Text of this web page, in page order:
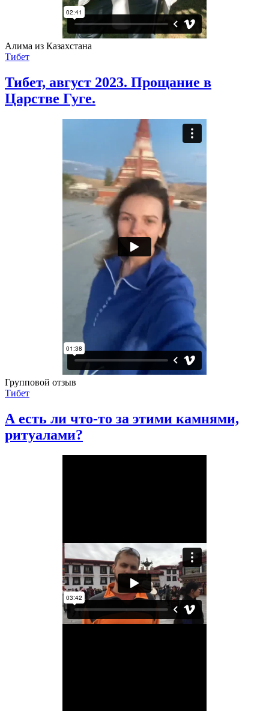
Алима из Казахстана
Тибет
Тибет, август 2023. Прощание в
Царстве Гуге.
Групповой отзыв
Тибет
А есть ли что-то за этими камнями,
ритуалами?